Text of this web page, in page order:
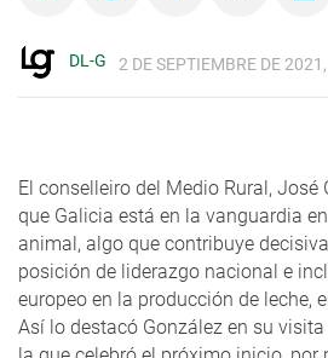
DL-G 2 DE SEPTIEMBRE DE
El conselleiro del Medio Rural, José
que Galicia está en la vanguardia
animal, algo que contribuye
posición de liderazgo nacional e
europeo en la producción de leche,
Así lo destacó González en su